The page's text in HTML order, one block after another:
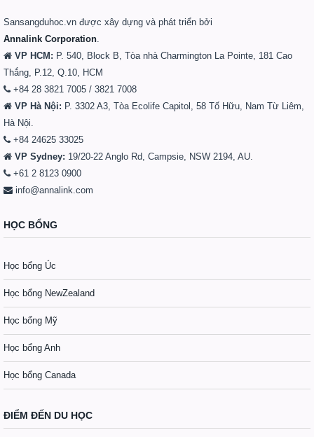
Sansangduhoc.vn được xây dựng và phát triển bởi
Annalink Corporation
VP HCM: P. 540, Block B, Tòa nhà Charmington La Pointe, 181 Cao
Thắng, P.12, Q.10, HCM
+84 28 3821 7005 / 3821 7008
VP Hà Nội: P. 3302 A3, Tòa Ecolife Capitol, 58 Tố Hữu, Nam Từ Liêm,
Hà Nội.
+84 24625 33025
VP Sydney: 19/20-22 Anglo Rd, Campsie, NSW 2194, AU.
+61 2 8123 0900
info@annalink.com
HỌC BỔNG
Học bổng Úc
Học bổng NewZealand
Học bổng Mỹ
Học bổng Anh
Học bổng Canada
ĐIỂM ĐẾN DU HỌC